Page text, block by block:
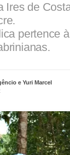
Ires de
pertence
e Yuri Marcel